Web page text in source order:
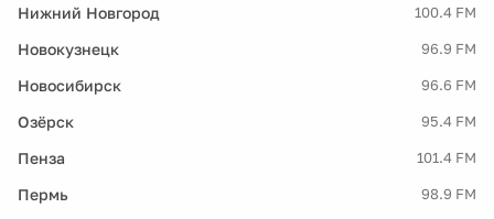
Нижний Новгород 100.4 FM
Новокузнецк 96.9 FM
Новосибирск 96.6 FM
Озёрск 95.4 FM
Пенза 101.4 FM
Пермь 98.9 FM